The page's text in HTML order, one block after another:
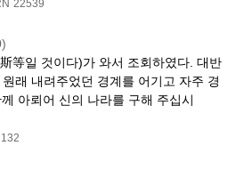
22539
等일 것이다)가 와서 조회하였다. 대반
래 내려주었던 경계를 어기고 자주 경
아뢰어 신의 나라를 구해 주십시
132